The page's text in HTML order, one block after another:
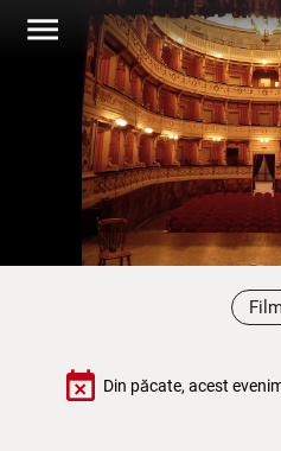
menu
event_busy Din păcate, acest